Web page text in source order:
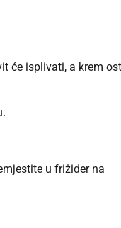
će isplivati, a krem
u frižider na